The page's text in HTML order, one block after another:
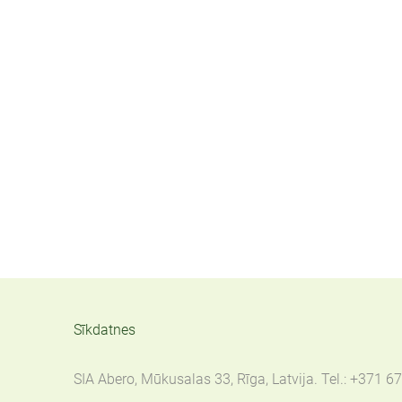
Sīkdatnes
SIA Abero, Mūkusalas 33, Rīga, Latvija. Tel.: +371